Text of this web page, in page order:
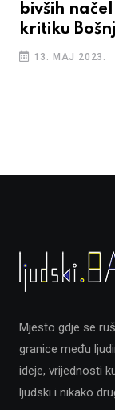
bivših
kritiku
13. MAJ 2023.
Mjesto gdje se
granice među
ideje, vrijednosti
ljudski i nikako